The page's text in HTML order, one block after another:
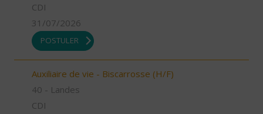
CDI
31/07/2026
POSTULER
Auxiliaire de vie - Biscarrosse (H/F)
40 - Landes
CDI